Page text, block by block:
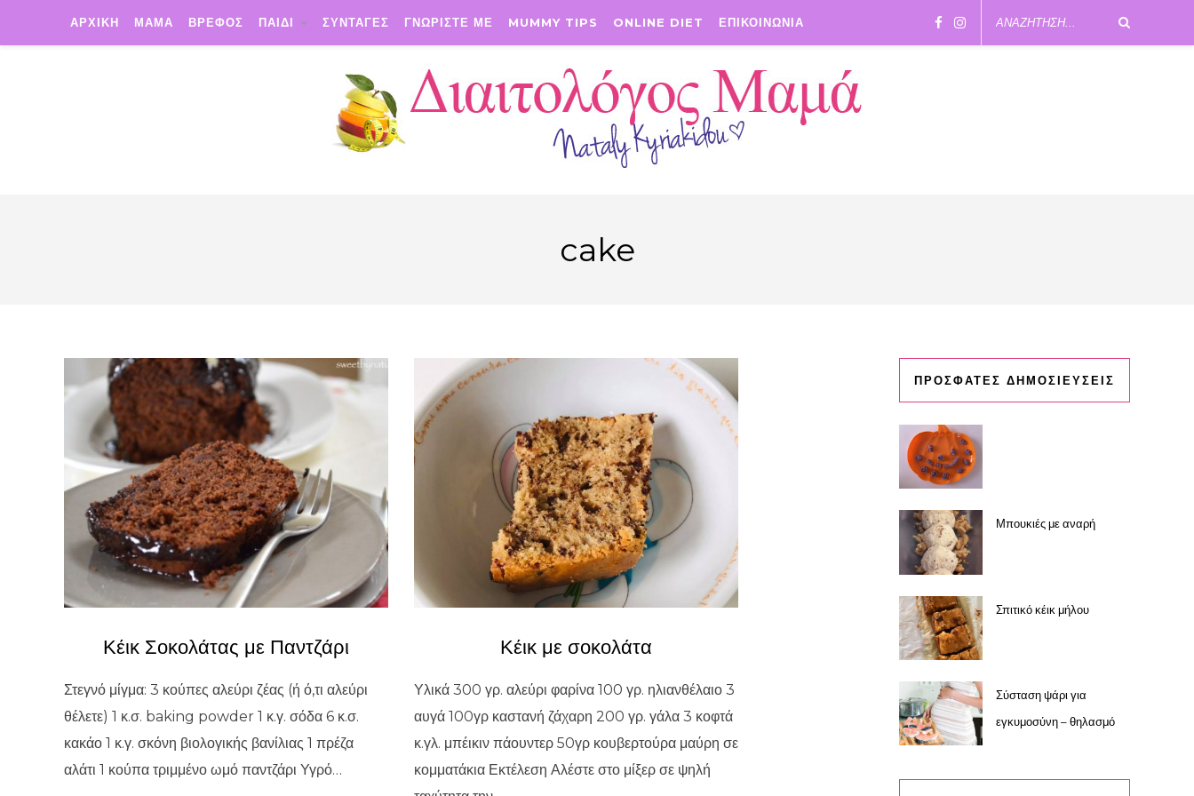
ΑΡΧΙΚΗ ΜΑΜΑ ΒΡΕΦΟΣ ΠΑΙΔΙ ΣΥΝΤΑΓΕΣ ΓΝΩΡΙΣΤΕ ΜΕ MUMMY TIPS ONLINE DIET ΕΠΙΚΟΙΝΩΝΙΑ
cake
Κέικ Σοκολάτας με Παντζάρι
Στεγνό μίγμα: 3 κούπες αλεύρι ζέας (ή ό,τι αλεύρι
θέλετε) 1 κ.σ. baking powder 1 κ.γ. σόδα 6 κ.σ.
κακάο 1 κ.γ. σκόνη βιολογικής βανίλιας 1 πρέζα
αλάτι 1 κούπα τριμμένο ωμό παντζάρι Υγρό…
Κέικ με σοκολάτα
Υλικά 300 γρ. αλεύρι φαρίνα 100 γρ. ηλιανθέλαιο 3
αυγά 100γρ καστανή ζάχαρη 200 γρ. γάλα 3 κοφτά
κ.γλ. μπέικιν πάουντερ 50γρ κουβερτούρα μαύρη σε
κομματάκια Εκτέλεση Αλέστε στο μίξερ σε ψηλή
ΠΡΟΣΦΑΤΕΣ ΔΗΜΟΣΙΕΥΣΕΙΣ
Μπουκιές με αναρή
Σπιτικό κέικ μήλου
Σύσταση ψάρι για
εγκυμοσύνη – θηλασμό